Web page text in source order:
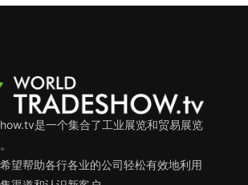
是一个集合了工业展览和贸易展览
望帮助各行各业的公司轻松有效地利用